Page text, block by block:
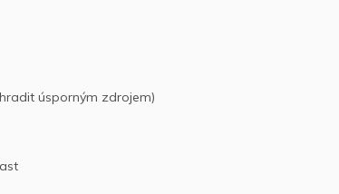
úsporným zdrojem)